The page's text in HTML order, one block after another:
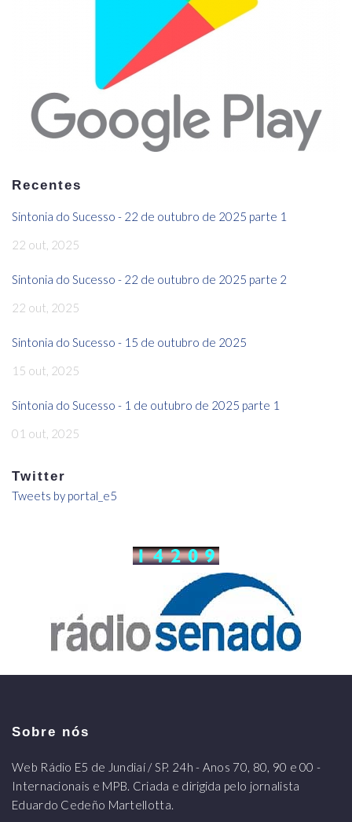
Recentes
Sintonia do Sucesso - 22 de outubro de 2025 parte 1
22 out, 2025
Sintonia do Sucesso - 22 de outubro de 2025 parte 2
22 out, 2025
Sintonia do Sucesso - 15 de outubro de 2025
15 out, 2025
Sintonia do Sucesso - 1 de outubro de 2025 parte 1
01 out, 2025
Twitter
Tweets by portal_e5
Sobre nós
Web Rádio E5 de Jundiaí / SP. 24h - Anos 70, 80, 90 e 00 -
Internacionais e MPB. Criada e dirigida pelo jornalista
Eduardo Cedeño Martellotta.